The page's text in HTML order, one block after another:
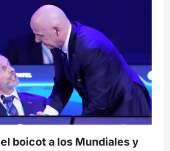
boicot a los Mundiales y